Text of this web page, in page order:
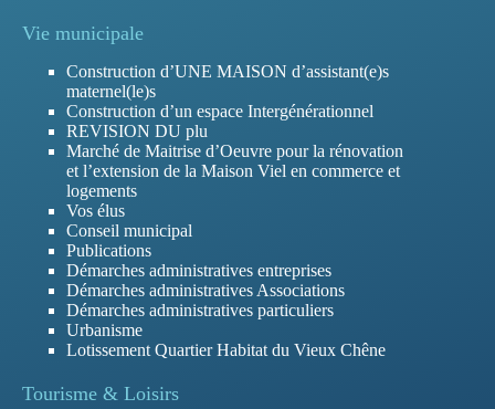
Vie municipale
Construction d’UNE MAISON d’assistant(e)s
maternel(le)s
Construction d’un espace Intergénérationnel
REVISION DU plu
Marché de Maitrise d’Oeuvre pour la rénovation
et l’extension de la Maison Viel en commerce et
logements
Vos élus
Conseil municipal
Publications
Démarches administratives entreprises
Démarches administratives Associations
Démarches administratives particuliers
Urbanisme
Lotissement Quartier Habitat du Vieux Chêne
Tourisme & Loisirs